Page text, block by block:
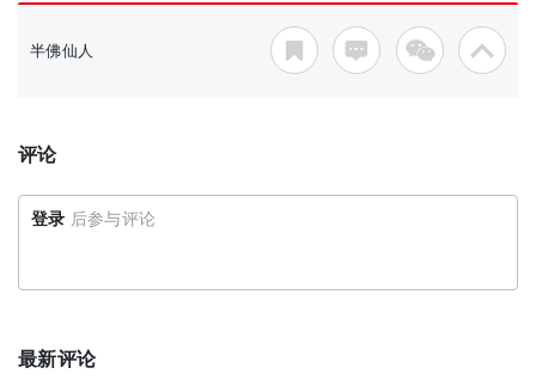
半佛仙人
评论
登录 后参与评论
最新评论